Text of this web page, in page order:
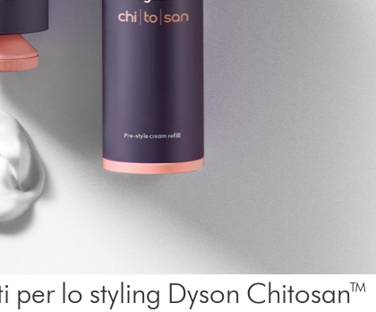
per lo styling Dyson Chitosan™